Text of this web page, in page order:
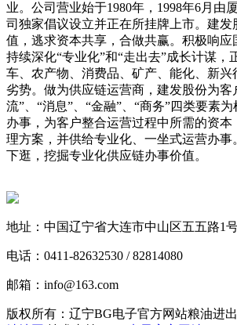
业。公司营业始于1980年，1998年6月由
司独家倡议设立并正在所挂牌上市。建发
值，逃求资本共享，合做共赢。积极响应
持续深化“专业化”和“走出去”成长计谋，
车、农产物、消费品、矿产、能化、新兴
劣势。做为供应链运营商，建发股份为客
流”、“消息”、“金融”、“商务”四类要素
办事，为客户整合运营过程中所需的资本
理方案，并供给专业化、一坐式运营办事
下逛，挖掘专业化供应链办事价值。
地址：中国辽宁省大连市中山区五五路1
电话：0411-82632530 / 82814080
邮箱：info@163.com
版权所有：辽宁BG电子官方网站粮油进